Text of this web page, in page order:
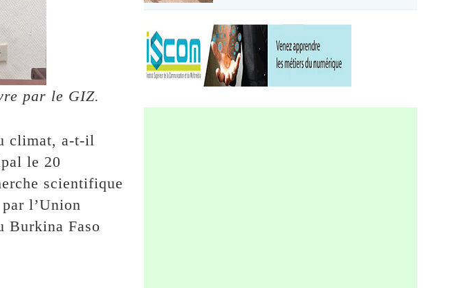
par le GIZ.
climat, a-t-il
le 20
scientifique
l’Union
Burkina Faso